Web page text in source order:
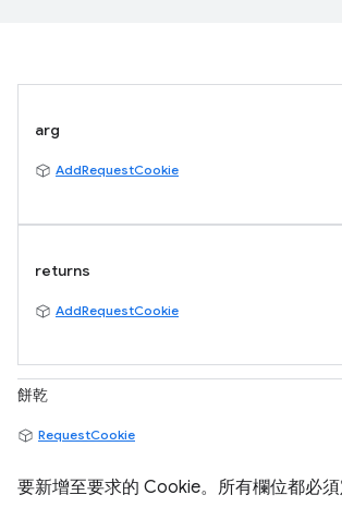
arg
AddRequestCookie
returns
AddRequestCookie
餅乾
RequestCookie
要新增至要求的 Cookie。所有欄位都必須